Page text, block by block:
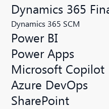
Dynamics 365
Dynamics 365 SCM
Power BI
Power Apps
Microsoft Copilot
Azure DevOps
SharePoint